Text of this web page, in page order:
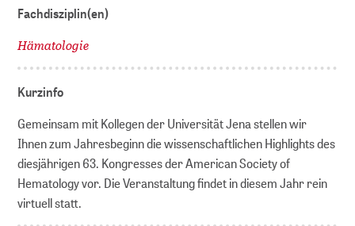
Fachdisziplin(en)
Hämatologie
Kurzinfo
Gemeinsam mit Kollegen der Universität Jena stellen wir
Ihnen zum Jahresbeginn die wissenschaftlichen Highlights des
diesjährigen 63. Kongresses der American Society of
Hematology vor. Die Veranstaltung findet in diesem Jahr rein
virtuell statt.